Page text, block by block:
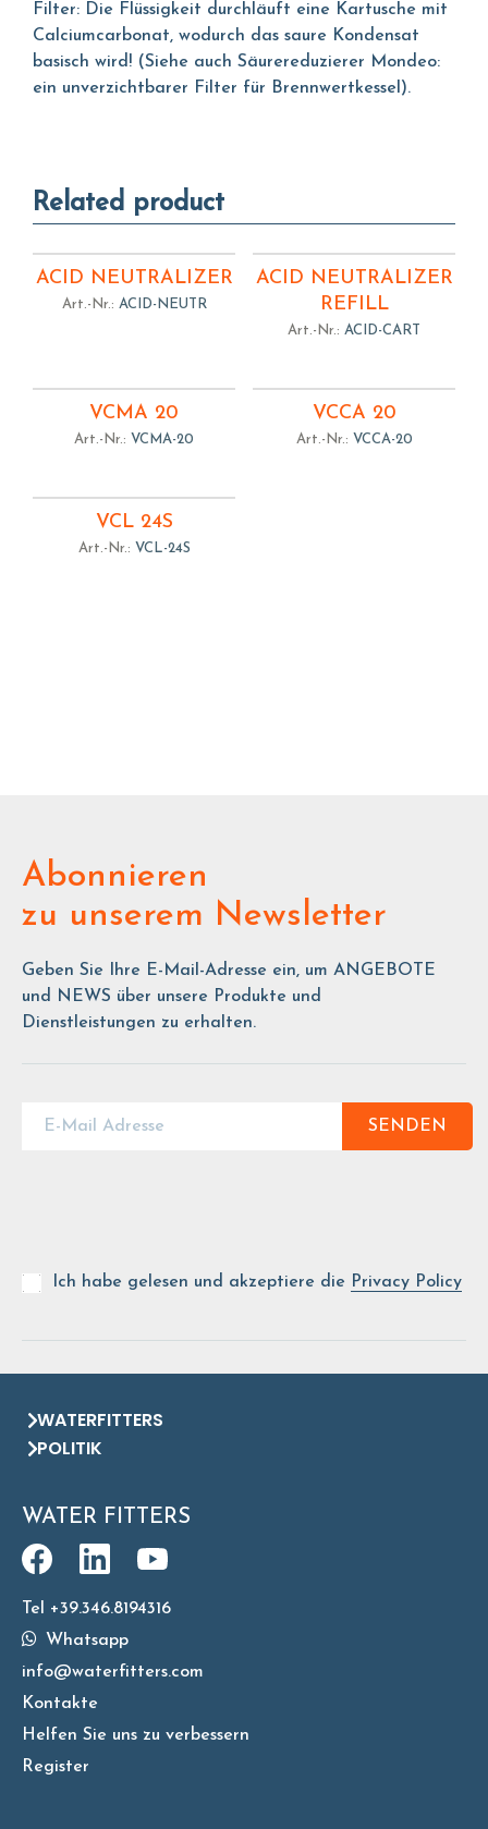
Filter: Die Flüssigkeit durchläuft eine Kartusche mit
Calciumcarbonat, wodurch das saure Kondensat
basisch wird! (Siehe auch Säurereduzierer Mondeo:
ein unverzichtbarer Filter für Brennwertkessel).
Related product
ACID NEUTRALIZER
Art.-Nr.: ACID-NEUTR
ACID NEUTRALIZER
REFILL
Art.-Nr.: ACID-CART
VCMA 20
Art.-Nr.: VCMA-20
VCCA 20
Art.-Nr.: VCCA-20
VCL 24S
Art.-Nr.: VCL-24S
Abonnieren
zu unserem Newsletter
Geben Sie Ihre E-Mail-Adresse ein, um ANGEBOTE
und NEWS über unsere Produkte und
Dienstleistungen zu erhalten.
SENDEN
Ich habe gelesen und akzeptiere die Privacy Policy
WATERFITTERS
POLITIK
WATER FITTERS
Tel +39.346.8194316
Whatsapp
info@waterfitters.com
Kontakte
Helfen Sie uns zu verbessern
Register